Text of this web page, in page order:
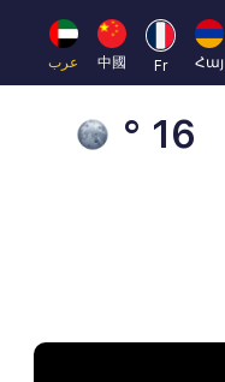
Հայ
Fr
中國 عرب 23 °
16 °